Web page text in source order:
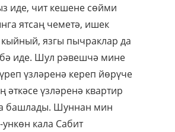
иде, чит кешене сөйми
ятсаң чеметә, ишек
язгы пычраклар да
иде. Шул рәвешчә мине
үзләренә кереп йөрүче
үзләренә квартир
башлады. Шуннан мин
кала Сабит